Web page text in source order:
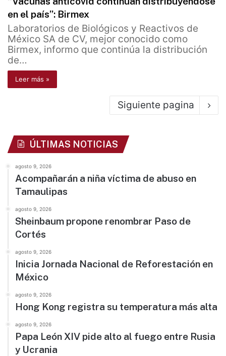
en el país”: Birmex
Laboratorios de Biológicos y Reactivos de
México SA de CV, mejor conocido como
Birmex, informo que continúa la distribución
de…
Leer más »
Siguiente pagina
ÚLTIMAS NOTICIAS
agosto 9, 2026
Acompañarán a niña víctima de abuso en
Tamaulipas
agosto 9, 2026
Sheinbaum propone renombrar Paso de
Cortés
agosto 9, 2026
Inicia Jornada Nacional de Reforestación en
México
agosto 9, 2026
Hong Kong registra su temperatura más alta
agosto 9, 2026
Papa León XIV pide alto al fuego entre Rusia
y Ucrania